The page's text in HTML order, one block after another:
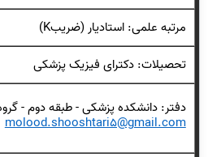
مرتبه علمی: استادیار (ضریبK)
تحصیلات: دکترای فیزیک پزشکی
دفتر: دانشکده پزشکی - طبقه دوم - گروه
molood.shooshtari5@gmail.com